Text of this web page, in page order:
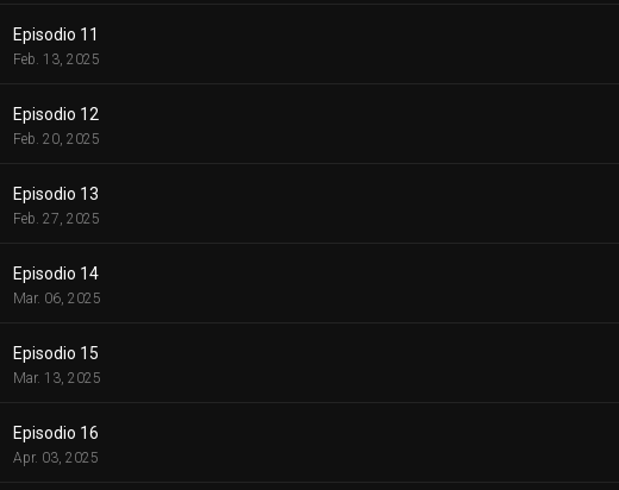
Episodio 11
Feb. 13, 2025
Episodio 12
Feb. 20, 2025
Episodio 13
Feb. 27, 2025
Episodio 14
Mar. 06, 2025
Episodio 15
Mar. 13, 2025
Episodio 16
Apr. 03, 2025